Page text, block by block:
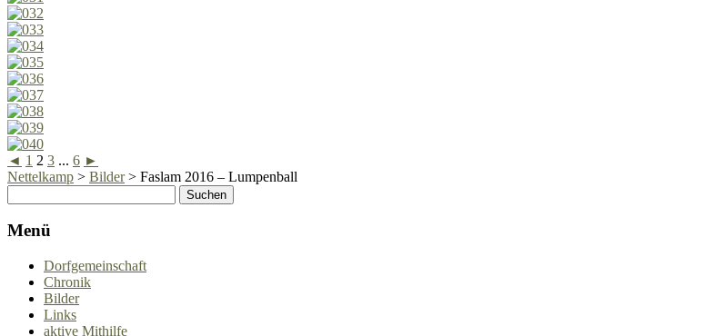
◄ 1 2 3 ... 6 ►
Nettelkamp > Bilder> Faslam 2016 – Lumpenball
Menü
Dorfgemeinschaft
Chronik
Bilder
Links
aktive Mithilfe